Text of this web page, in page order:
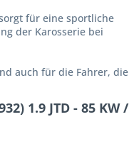
für eine sportliche
der Karosserie bei
auch für die Fahrer, die
1.9 JTD - 85 KW /